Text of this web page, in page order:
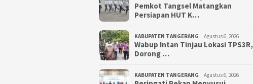
Pemkot Tangsel Matangkan
Persiapan HUT K…
KABUPATEN TANGERANG Agustus 6, 2026
Wabup Intan Tinjau Lokasi TPS3R,
Dorong …
KABUPATEN TANGERANG Agustus 6, 2026